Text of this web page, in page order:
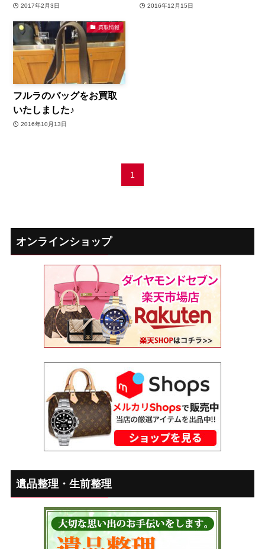
2017年2月3日 2016年12月15日
買取情報
フルラのバッグをお買取
いたしました♪
2016年10月13日
1
オンラインショップ
遺品整理・生前整理